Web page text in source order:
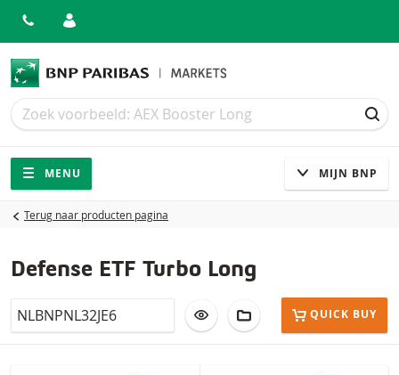
Zoek
Zoek
Navigatie
Site navigatie
MENU MIJN BNP
Terug naar producten pagina
Defense ETF Turbo Long
Isin VOEG TOE AAN WATCHLIST
AAN PORTFOLIO
QUICK BUY